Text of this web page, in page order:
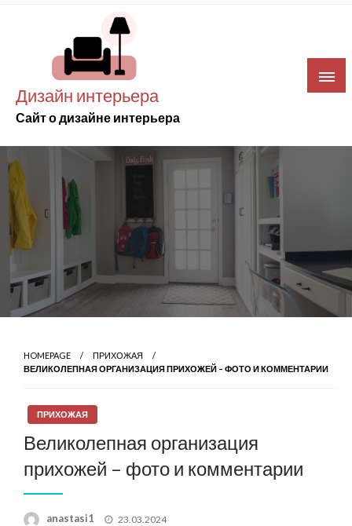
Skip
Дизайн интерьера
Сайт о дизайне интерьера
HOMEPAGE
ПРИХОЖАЯ
ВЕЛИКОЛЕПНАЯ ОРГАНИЗАЦИЯ ПРИХОЖЕЙ – ФОТО И КОММЕНТАРИИ
ПРИХОЖАЯ
Великолепная организация
прихожей – фото и комментарии
anastasi1
Posted
23.03.2024